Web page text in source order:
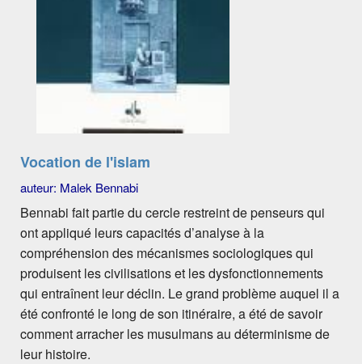
Vocation de l'islam
auteur: Malek Bennabi
Bennabi fait partie du cercle restreint de penseurs qui
ont appliqué leurs capacités d’analyse à la
compréhension des mécanismes sociologiques qui
produisent les civilisations et les dysfonctionnements
qui entraînent leur déclin. Le grand problème auquel il a
été confronté le long de son itinéraire, a été de savoir
comment arracher les musulmans au déterminisme de
leur histoire.